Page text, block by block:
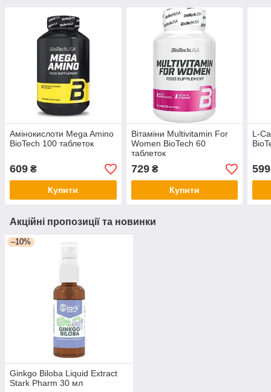
Амінокислоти Mega Amino
BioTech 100 таблеток
609 ₴
Купити
Вітаміни Multivitamin For
Women BioTech 60
таблеток
729₴
Купити
L-
599
Акційні пропозиції та новинки
–10%
Ginkgo Biloba Liquid Extract
Stark Pharm 30 мл